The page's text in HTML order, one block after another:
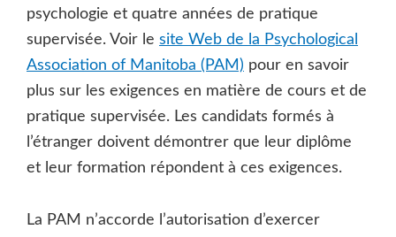
psychologie et quatre années de pratique
supervisée. Voir le site Web de la Psychological
Association of Manitoba (PAM) pour en savoir
plus sur les exigences en matière de cours et de
pratique supervisée. Les candidats formés à
l’étranger doivent démontrer que leur diplôme
et leur formation répondent à ces exigences.
La PAM n’accorde l’autorisation d’exercer